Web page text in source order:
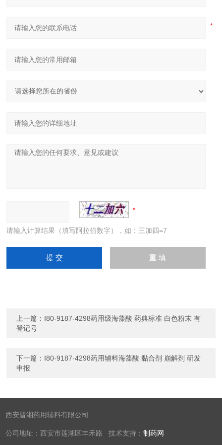
请输入计算结果（填写阿拉伯数字），如：三加四=7
上一篇： I80-9187-4298药用级海藻酸 药典标准 白色粉末 有
登记号
下一篇： I80-9187-4298药用辅料海藻酸 黏合剂 崩解剂 研发
申报
西安晋湘药用辅料有限公司
公司地址：西安市莲湖区丰禾路 技术支持：制药网